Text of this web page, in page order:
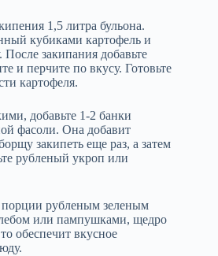
1,5 литра бульона.
кубиками картофель и
закипания добавьте
и перчите по вкусу. Готовьте
картофеля.
добавьте 1-2 банки
фасоли. Она добавит
закипеть еще раз, а затем
рубленый укроп или
порции рубленым зеленым
или пампушками, щедро
обеспечит вкусное